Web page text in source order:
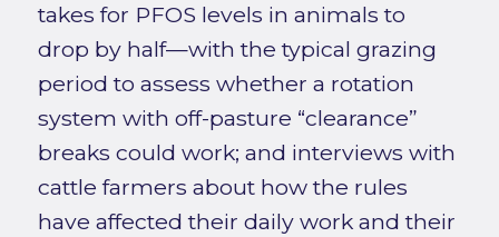
takes for PFOS levels in animals to
drop by half—with the typical grazing
period to assess whether a rotation
system with off-pasture “clearance”
breaks could work; and interviews with
cattle farmers about how the rules
have affected their daily work and their